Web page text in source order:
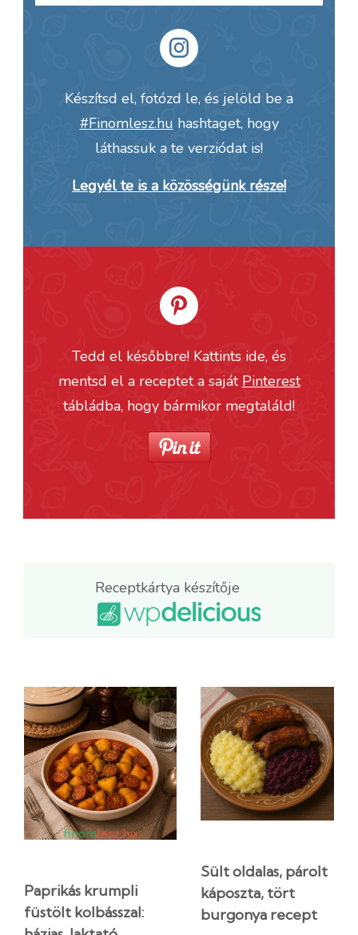
Készítsd el, fotózd le, és jelöld be a
#Finomlesz.hu hashtaget, hogy
láthassuk a te verziódat is!
Legyél te is a közösségünk része!
Tedd el későbbre! Kattints ide, és
mentsd el a receptet a saját Pinterest
tábládba, hogy bármikor megtaláld!
Receptkártya készítője
Paprikás krumpli
füstölt kolbásszal:
Sült oldalas, párolt
káposzta, tört
burgonya recept